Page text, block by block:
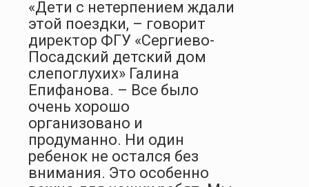
«Дети с нетерпением ждали
этой поездки, – говорит
директор ФГУ «Сергиево-
Посадский детский дом
слепоглухих» Галина
Епифанова. – Все было
очень хорошо
организовано и
продуманно. Ни один
ребенок не остался без
внимания. Это особенно